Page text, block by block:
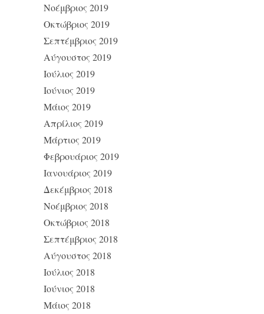
Νοέμβριος 2019
Οκτώβριος 2019
Σεπτέμβριος 2019
Αύγουστος 2019
Ιούλιος 2019
Ιούνιος 2019
Μάιος 2019
Απρίλιος 2019
Μάρτιος 2019
Φεβρουάριος 2019
Ιανουάριος 2019
Δεκέμβριος 2018
Νοέμβριος 2018
Οκτώβριος 2018
Σεπτέμβριος 2018
Αύγουστος 2018
Ιούλιος 2018
Ιούνιος 2018
Μάιος 2018